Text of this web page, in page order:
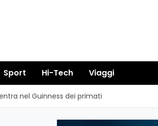
Sport Hi-Tech Viaggi
nel Guinness dei primati